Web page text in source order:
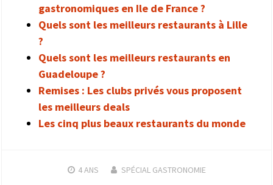
gastronomiques en Ile de France ?
Quels sont les meilleurs restaurants à Lille
?
Quels sont les meilleurs restaurants en
Guadeloupe ?
Remises : Les clubs privés vous proposent
les meilleurs deals
Les cinq plus beaux restaurants du monde
4 ANS SPÉCIAL GASTRONOMIE